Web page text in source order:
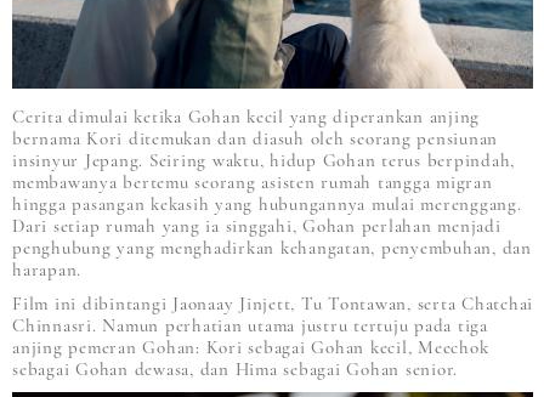
Cerita dimulai ketika Gohan kecil yang diperankan anjing
bernama Kori ditemukan dan diasuh oleh seorang pensiunan
insinyur Jepang. Seiring waktu, hidup Gohan terus berpindah,
membawanya bertemu seorang asisten rumah tangga migran
hingga pasangan kekasih yang hubungannya mulai merenggang.
Dari setiap rumah yang ia singgahi, Gohan perlahan menjadi
penghubung yang menghadirkan kehangatan, penyembuhan, dan
harapan.
Film ini dibintangi Jaonaay Jinjett, Tu Tontawan, serta Chatchai
Chinnasri. Namun perhatian utama justru tertuju pada tiga
anjing pemeran Gohan: Kori sebagai Gohan kecil, Meechok
sebagai Gohan dewasa, dan Hima sebagai Gohan senior.